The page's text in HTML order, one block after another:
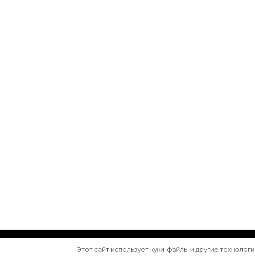
© Авторское право 2026 . Все права защищены.
Этот сайт использует куки-файлы и другие